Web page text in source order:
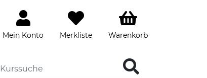
Mein Konto Merkliste Warenkorb